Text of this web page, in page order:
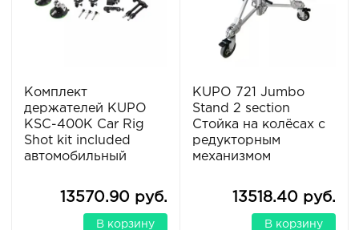
Комплект
держателей KUPO
KSC-400K Car Rig
Shot kit included
автомобильный
13570.90 руб.
В корзину
KUPO 721 Jumbo
Stand 2 section
Стойка на колёсах с
редукторным
механизмом
13518.40 руб.
В корзину